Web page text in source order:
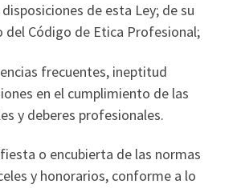
de esta Ley; de su
del Código de Etica Profesional;
frecuentes, ineptitud
en el cumplimiento de las
y deberes profesionales.
o encubierta de las normas
y honorarios, conforme a lo